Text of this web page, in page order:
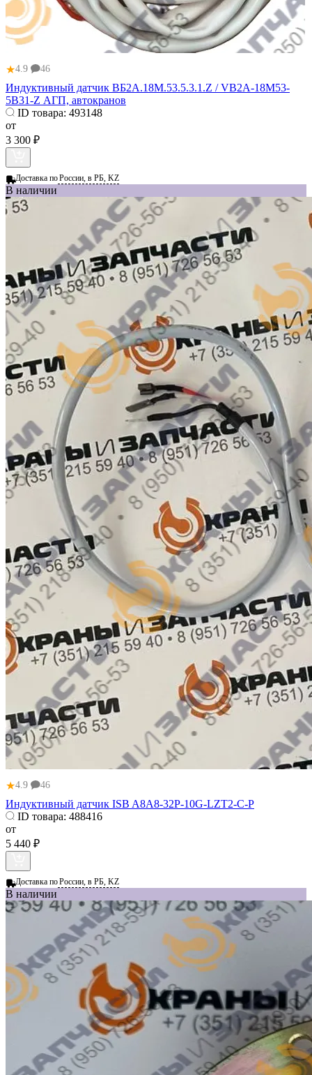
★4.9 46
Индуктивный датчик ВБ2А.18М.53.5.3.1.Z / VB2A-18M53-
5B31-Z АГП, автокранов
ID товара: 493148
от
3 300 ₽
Доставка поРоссии, в РБ, KZ
В наличии
★4.9 46
Индуктивный датчик ISB A8A8-32P-10G-LZT2-C-P
ID товара: 488416
от
5 440 ₽
Доставка поРоссии, в РБ, KZ
В наличии